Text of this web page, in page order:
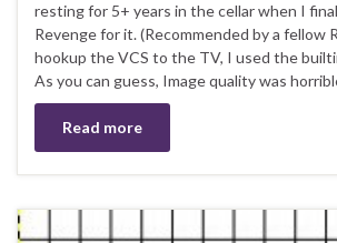
resting for 5+ years in the cellar when I
Revenge for it. (Recommended by a fellow
hookup the VCS to the TV, I used the
As you can guess, Image quality was
Read more